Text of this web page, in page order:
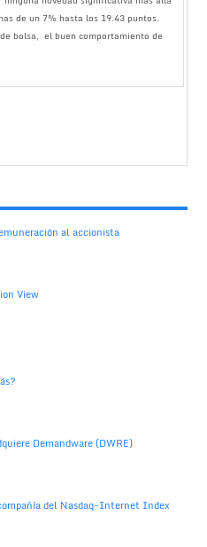
de un 7% hasta los 19.43 puntos.
bolsa, el buen comportamiento de
al accionista
View
Demandware (DWRE)
del Nasdaq-Internet Index